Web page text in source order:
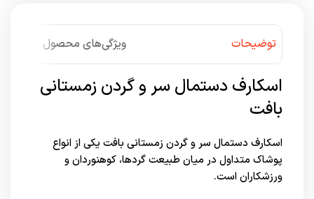
توضیحات ویژگی‌های محصول
اسکارف دستمال سر و گردن زمستانی
بافت
اسکارف دستمال سر و گردن زمستانی بافت یکی از انواع
پوشاک متداول در میان طبیعت گردها، کوهنوردان و
ورزشکاران است.